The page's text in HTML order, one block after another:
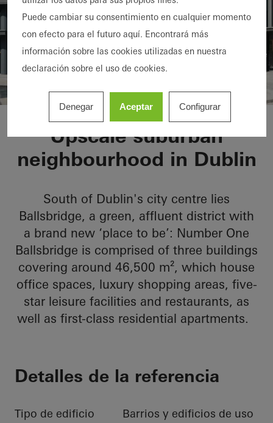
No 1 Ballsbridge
Upscale suburban
neighbourhood in Dublin
South of Dublin's city centre lies
Ballsbridge, a green, affluent district with
a brand new ‘place to be’: Number One
Ballsbridge is comprised of three buildings
covering around 46,500 m², which house
office spaces, luxury shopping areas, five-
star leisure facilities and restaurants, as
well as first-class residential apartments.
Detalles de la referencia
Tipo de edificio
Barrios y edificios de uso
Puede cambiar su consentimiento en cualquier momento
con efecto para el futuro aquí. Encontrará más
información sobre las cookies utilizadas en nuestra
declaración sobre el uso de cookies.
Denegar Aceptar Configurar